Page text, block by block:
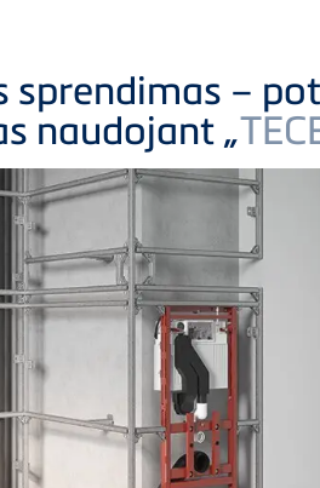
sprendimas –
naudojant „